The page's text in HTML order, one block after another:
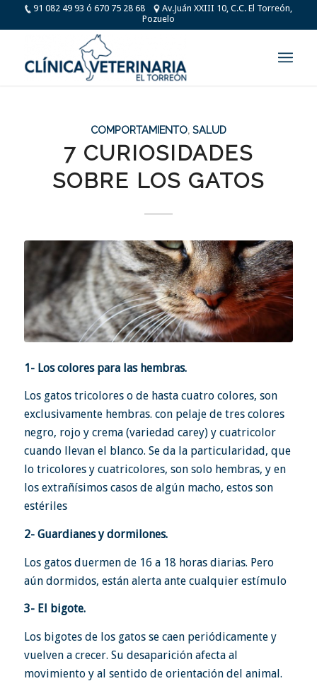
91 082 49 93 ó 670 75 28 68
Av.Juán XXIII 10, C.C. El Torreón,
Pozuelo
COMPORTAMIENTO, SALUD
7 CURIOSIDADES
SOBRE LOS GATOS
1- Los colores para las hembras.
Los gatos tricolores o de hasta cuatro colores, son
exclusivamente hembras. con pelaje de tres colores
negro, rojo y crema (variedad carey) y cuatricolor
cuando llevan el blanco. Se da la particularidad, que
lo tricolores y cuatricolores, son solo hembras, y en
los extrañísimos casos de algún macho, estos son
estériles
2- Guardianes y dormilones.
Los gatos duermen de 16 a 18 horas diarias. Pero
aún dormidos, están alerta ante cualquier estímulo
3- El bigote.
Los bigotes de los gatos se caen periódicamente y
vuelven a crecer. Su desaparición afecta al
movimiento y al sentido de orientación del animal.